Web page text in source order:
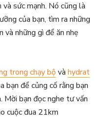
sức mạnh. Nó cũng là
của bạn, tìm ra những
những gì để ăn nhẹ
trong chạy bộvà hydrat
bạn để củng cố rằng bạn
Mời bạn đọc nghe tư vấn
cuộc đua 21km